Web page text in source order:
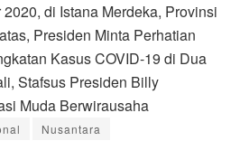
di Istana Merdeka, Provinsi
Presiden Minta Perhatian
Kasus COVID-19 di Dua
Stafsus Presiden Billy
Muda Berwirausaha
Nusantara